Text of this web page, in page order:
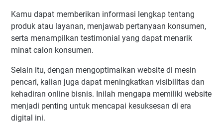
Kamu dapat memberikan informasi lengkap tentang
produk atau layanan, menjawab pertanyaan konsumen,
serta menampilkan testimonial yang dapat menarik
minat calon konsumen.
Selain itu, dengan mengoptimalkan website di mesin
pencari, kalian juga dapat meningkatkan visibilitas dan
kehadiran online bisnis. Inilah mengapa memiliki website
menjadi penting untuk mencapai kesuksesan di era
digital ini.